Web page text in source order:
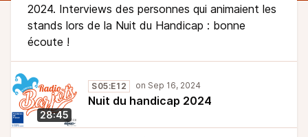
2024. Interviews des personnes qui animaient les
stands lors de la Nuit du Handicap : bonne
écoute !
28:45
S05:E12
Nuit du handicap 2024